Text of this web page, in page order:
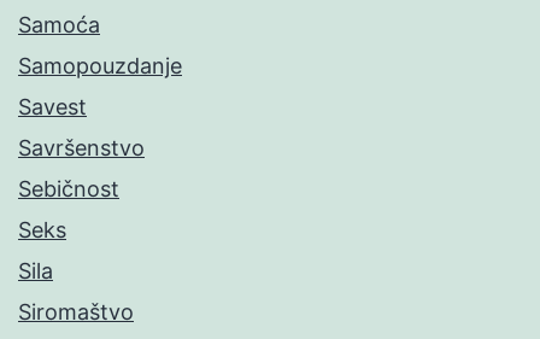
Samoća
Samopouzdanje
Savest
Savršenstvo
Sebičnost
Seks
Sila
Siromaštvo